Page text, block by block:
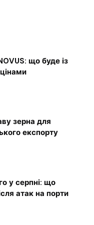
що буде із
зерна для
експорту
у серпні: що
атак на порти